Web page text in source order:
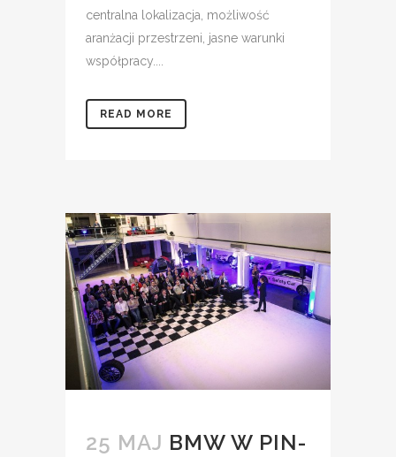
centralna lokalizacja, możliwość
aranżacji przestrzeni, jasne warunki
współpracy....
READ MORE
25 MAJ BMW W PIN-